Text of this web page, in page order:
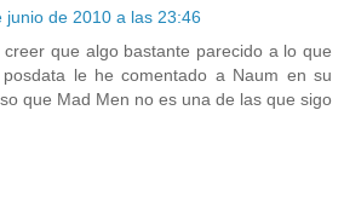
junio de 2010 a las 23:46
creer que algo bastante parecido a lo que
le he comentado a Naum en su
que Mad Men no es una de las que sigo